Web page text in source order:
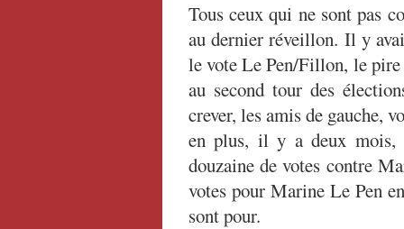
Tous ceux qui ne sont pas
au dernier réveillon. Il y
le vote Le Pen/Fillon, le pire
au second tour des
crever, les amis de
en plus, il y a deux mois,
douzaine de votes contre
votes pour Marine Le Pen
sont pour.